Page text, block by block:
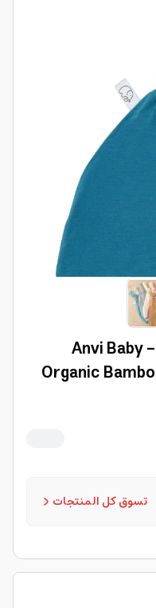
قبعة أطفال أزرق انفي بيبي Anvi Baby -
Organic
تسوق كل المنتجات